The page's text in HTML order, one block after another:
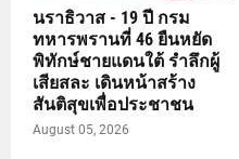
นราธิวาส - 19 ปี กรม
ทหารพรานที่ 46 ยืนหยัด
พิทักษ์ชายแดนใต้ รำลึกผู้
เสียสละ เดินหน้าสร้าง
สันติสุขเพื่อประชาชน
August 05, 2026